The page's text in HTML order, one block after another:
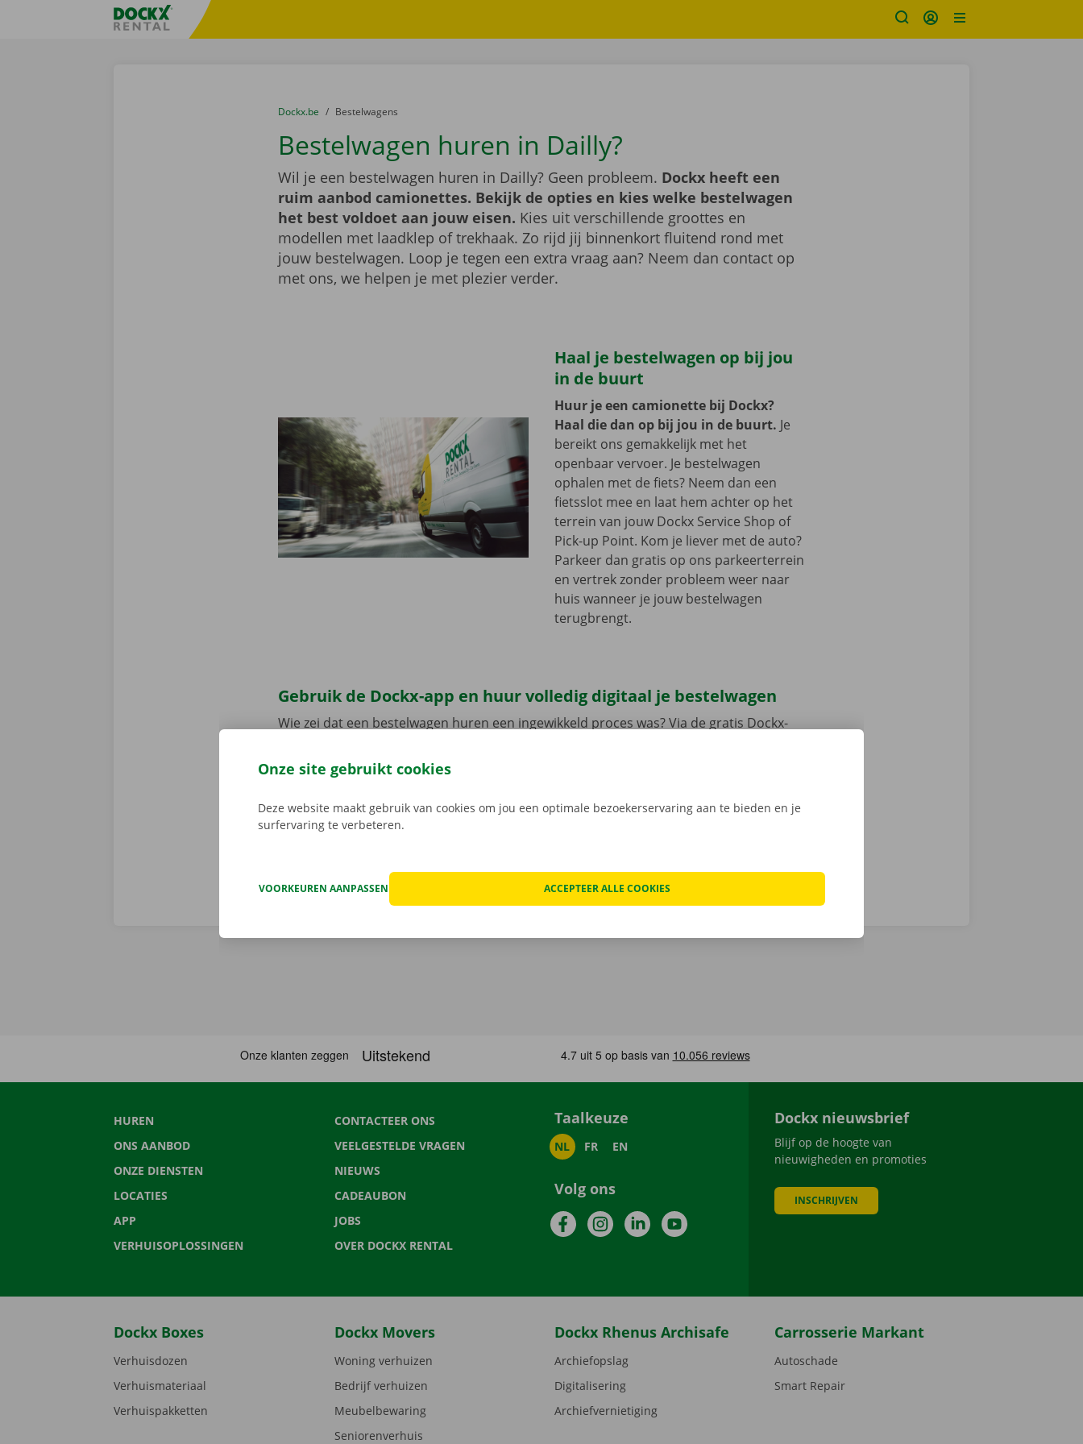
Taalselectie overslaanFratello DEMO
U bevindt zich hier:
van
Dockx.be naar
Bestelwagens
Bestelwagen huren in Dailly?
Wil je een bestelwagen huren in Dailly? Geen probleem. Dockx heeft een
ruim aanbod camionettes. Bekijk de opties en kies welke bestelwagen
het best voldoet aan jouw eisen. Kies uit verschillende groottes en
modellen met laadklep of trekhaak. Zo rijd jij binnenkort fluitend rond met
jouw bestelwagen. Loop je tegen een extra vraag aan? Neem dan contact op
met ons, we helpen je met plezier verder.
Haal je bestelwagen op bij jou
in de buurt
Huur je een camionette bij Dockx?
Haal die dan op bij jou in de buurt. Je
bereikt ons gemakkelijk met het
openbaar vervoer. Je bestelwagen
ophalen met de fiets? Neem dan een
fietsslot mee en laat hem achter op het
terrein van jouw Dockx Service Shop of
Pick-up Point. Kom je liever met de auto?
Parkeer dan gratis op ons parkeerterrein
en vertrek zonder probleem weer naar
huis wanneer je jouw bestelwagen
terugbrengt.
Gebruik de Dockx-app en huur volledig digitaal je bestelwagen
Wie zei dat een bestelwagen huren een ingewikkeld proces was? Via de gratis Dockx-
de app, kies jouw model en reken af. Wanneer je de bestelwagen ophaalt, ontgrendel
je deze met de digitale sleutel. Vind de app voor
aanbod.
HUREN
ONS AANBOD
ONZE DIENSTEN
LOCATIES
APP
VERHUISOPLOSSINGEN
CONTACTEER ONS
VEELGESTELDE VRAGEN
NIEUWS
CADEAUBON
JOBS
OVER DOCKX RENTAL
Taalkeuze
NL FR EN
Volg ons
FacebookInstagramLinkedInYouTube
Dockx nieuwsbrief
Blijf op de hoogte van
nieuwigheden en promoties
INSCHRIJVEN
Dockx Boxes
Verhuisdozen
Verhuismateriaal
Verhuispakketten
Dockx Movers
Woning verhuizen
Bedrijf verhuizen
Meubelbewaring
Seniorenverhuis
Dockx Rhenus Archisafe
Archiefopslag
Digitalisering
Archiefvernietiging
Carrosserie Markant
Autoschade
Smart Repair
Onze site gebruikt cookies
Deze website maakt gebruik van cookies om jou een optimale bezoekerservaring aan te bieden en je
surfervaring te verbeteren.
VOORKEUREN AANPASSEN ACCEPTEER ALLE COOKIES